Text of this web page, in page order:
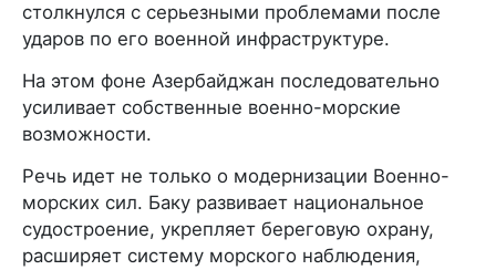
столкнулся с серьезными проблемами после
ударов по его военной инфраструктуре.
На этом фоне Азербайджан последовательно
усиливает собственные военно-морские
возможности.
Речь идет не только о модернизации Военно-
морских сил. Баку развивает национальное
судостроение, укрепляет береговую охрану,
расширяет систему морского наблюдения,